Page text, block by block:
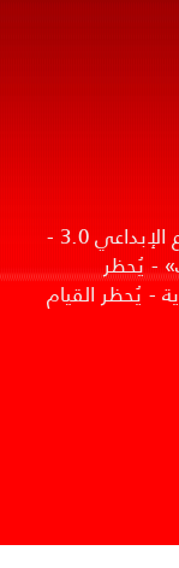
منامة بوست متوفرة تحت رخصة المشاع الإبداعي 3.0 -
القيام